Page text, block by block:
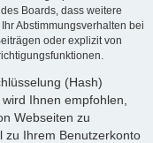
Boards, dass weitere
Abstimmungsverhalten bei
oder explizit von
(Hash)
Ihnen empfohlen,
Webseiten zu
zu Ihrem Benutzerkonto